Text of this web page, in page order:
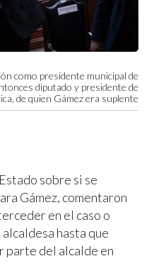
como presidente municipal de
diputado y presidente de
de quien Gámez era suplente
sobre si se
Gámez, comentaron
en el caso o
hasta que
parte del alcalde en